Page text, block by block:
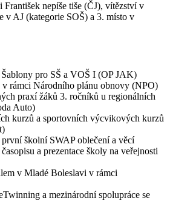
František nepíše tiše (ČJ), vítězství v
v AJ (kategorie SOŠ) a 3. místo v
pro SŠ a VOŠ I (OP JAK)
rámci Národního plánu obnovy (NPO)
praxí žáků 3. ročníků u regionálních
Auto)
kurzů a sportovních výcvikových kurzů
školní SWAP oblečení a věcí
a prezentace školy na veřejnosti
v Mladé Boleslavi v rámci
a mezinárodní spolupráce se